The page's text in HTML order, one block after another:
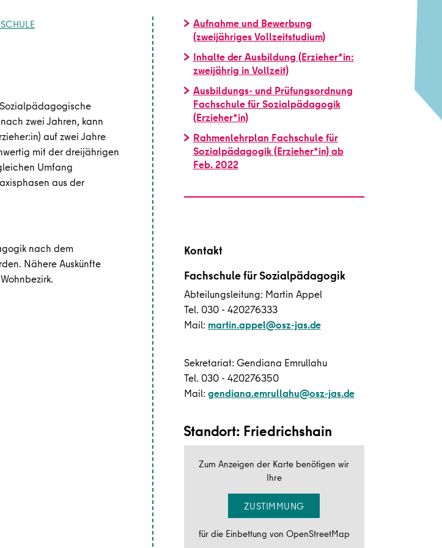
zwei Jahren, kann
auf zwei Jahre
mit der dreijährigen
Umfang
aus der
nach dem
Nähere Auskünfte
Aufnahme und Bewerbung
(zweijähriges Vollzeitstudium)
Inhalte der Ausbildung (Erzieher*in:
zweijährig in Vollzeit)
Ausbildungs- und Prüfungsordnung
Fachschule für Sozialpädagogik
(Erzieher*in)
Rahmenlehrplan Fachschule für
Sozialpädagogik (Erzieher*in) ab
Feb. 2022
Kontakt
Fachschule für Sozialpädagogik
Abteilungsleitung: Martin Appel
Tel. 030 - 420276333
Mail: martin.appel@osz-jas.de
Sekretariat: Gendiana Emrullahu
Tel. 030 - 420276350
Mail:gendiana.emrullahu@osz-jas.de
Standort: Friedrichshain
Zum Anzeigen der Karte benötigen wir
Ihre
ZUSTIMMUNG
für die Einbettung von OpenStreetMap